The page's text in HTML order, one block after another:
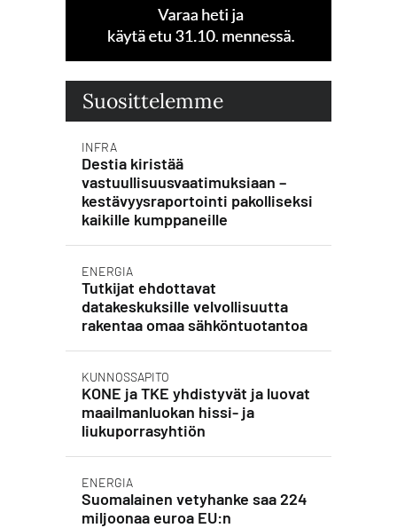
Suosittelemme
INFRA
Destia kiristää
vastuullisuusvaatimuksiaan –
kestävyysraportointi pakolliseksi
kaikille kumppaneille
ENERGIA
Tutkijat ehdottavat
datakeskuksille velvollisuutta
rakentaa omaa sähköntuotantoa
KUNNOSSAPITO
KONE ja TKE yhdistyvät ja luovat
maailmanluokan hissi- ja
liukuporrasyhtiön
ENERGIA
Suomalainen vetyhanke saa 224
miljoonaa euroa EU:n